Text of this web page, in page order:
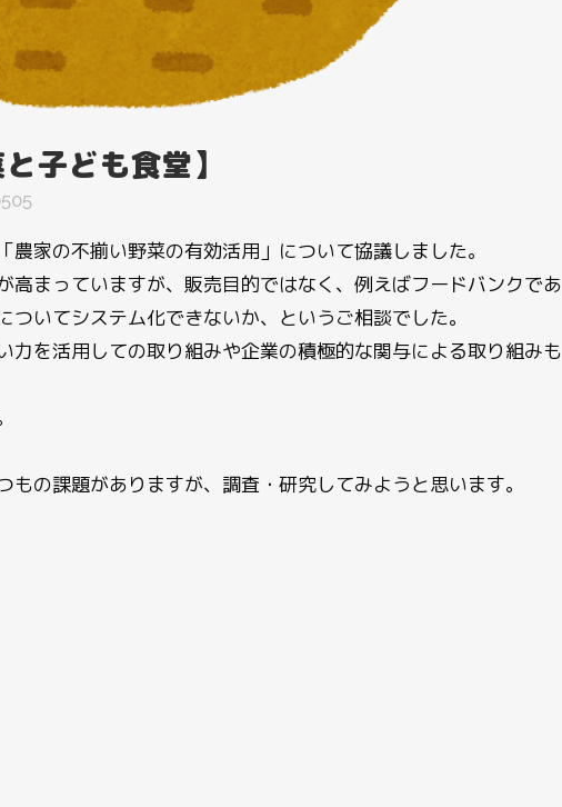
子ども食堂】
家の不揃い野菜の有効活用」について協議しました。
高まっていますが、販売目的ではなく、例えばフードバンクであ
いてシステム化できないか、というご相談でした。
力を活用しての取り組みや企業の積極的な関与による取り組みも
の課題がありますが、調査・研究してみようと思います。